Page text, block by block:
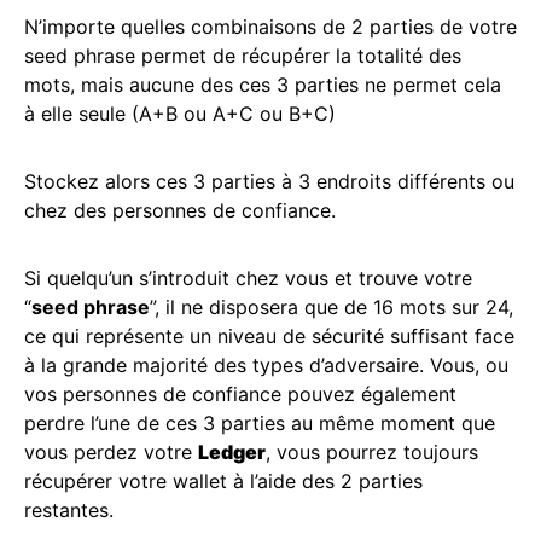
N’importe quelles combinaisons de 2 parties de votre
seed phrase permet de récupérer la totalité des
mots, mais aucune des ces 3 parties ne permet cela
à elle seule (A+B ou A+C ou B+C)
Stockez alors ces 3 parties à 3 endroits différents ou
chez des personnes de confiance.
Si quelqu’un s’introduit chez vous et trouve votre
“seed phrase”, il ne disposera que de 16 mots sur 24,
ce qui représente un niveau de sécurité suffisant face
à la grande majorité des types d’adversaire. Vous, ou
vos personnes de confiance pouvez également
perdre l’une de ces 3 parties au même moment que
vous perdez votre Ledger, vous pourrez toujours
récupérer votre wallet à l’aide des 2 parties
restantes.